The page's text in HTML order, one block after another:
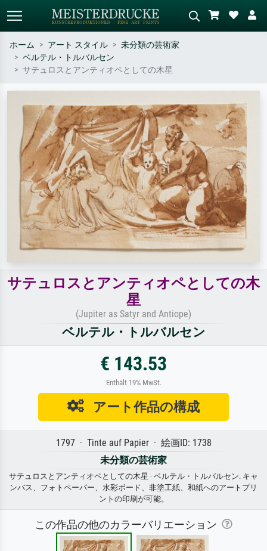
標準検索
斎の波、ヌード。
油絵、木のそばの立ち姿のヌー
ド。
ホーム アート スタイル
未分類の芸術家
ベルテル・トルバルセン
サテュロスとアンティオペとしての木星
サテュロスとアンティオペとしての木
星
(Jupiter as Satyr and Antiope)
ベルテル・トルバルセン
€ 143.53
Enthält 19% MwSt.
アート作品の構成
1797 · Tinte auf Papier · 絵画ID: 1738
未分類の芸術家
サテュロスとアンティオペとしての木星 · ベルテル・トルバルセン. キャ
ンバス、フォトペーパー、水彩ボード、非塗工紙、和紙へのアートプリ
ントの印刷が可能。
この作品の他のカラーバリエーション